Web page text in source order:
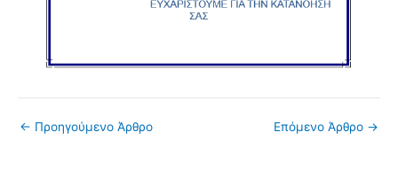
← Προηγούμενο Άρθρο Επόμενο Άρθρο →